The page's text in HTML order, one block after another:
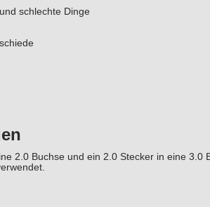
schlechte Dinge
2.0 Buchse und ein 2.0 Stecker in eine 3.0